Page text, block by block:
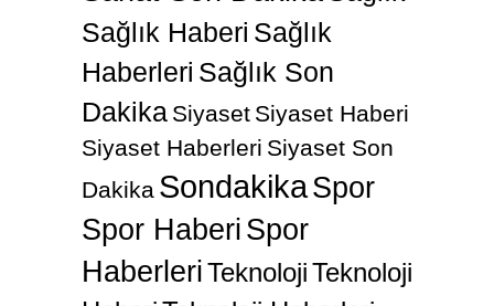
Sağlık Haberi Sağlık
Haberleri Sağlık Son
Dakika Siyaset Siyaset Haberi
Siyaset Haberleri Siyaset Son
Dakika SondakikaSpor
Spor Haberi Spor
HaberleriTeknolojiTeknoloji